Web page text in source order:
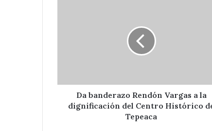
Centro
HistóricoDa banderazo Rendón Vargas a la
dignificación del Centro Histórico
Tepeaca
Cecilia